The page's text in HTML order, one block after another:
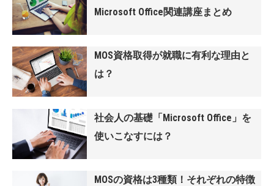
Microsoft Office関連講座まとめ
MOS資格取得が就職に有利な理由と
は？
社会人の基礎「Microsoft Office」を
使いこなすには？
MOSの資格は3種類！それぞれの特徴